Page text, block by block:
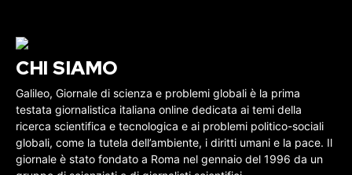
CHI SIAMO
Galileo, Giornale di scienza e problemi globali è la prima
testata giornalistica italiana online dedicata ai temi della
ricerca scientifica e tecnologica e ai problemi politico-sociali
globali, come la tutela dell’ambiente, i diritti umani e la pace. Il
giornale è stato fondato a Roma nel gennaio del 1996 da un